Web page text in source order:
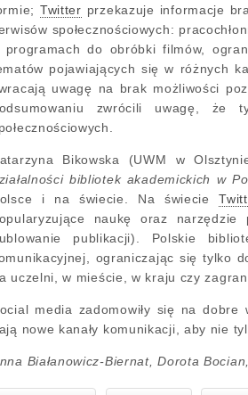
Twitter przekazuje informacje
społecznościowych:
programach do obróbki filmów,
pojawiających się w różnych
uwagę na brak możliwości
zwrócili uwagę, że
Bikowska (UWM w
bibliotek akademickich w
i na świecie. Na świecie
naukę oraz
publikacji). Polskie
ograniczając się tylko
uczelni, w mieście, w kraju czy
media zadomowiły się na
nowe kanały komunikacji, aby nie
Białanowicz-Biernat, Dorota